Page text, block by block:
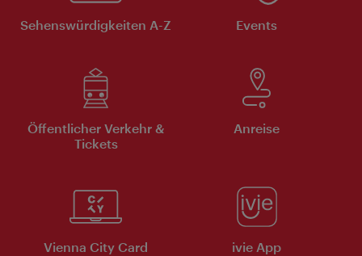
Sehenswürdigkeiten A-Z Events
Öffentlicher Verkehr &
Tickets
Anreise
Vienna City Card ivie App